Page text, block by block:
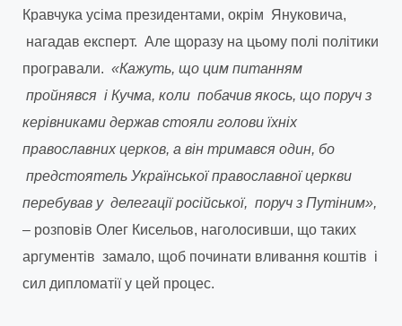
Кравчука усіма президентами, окрім Януковича,
нагадав експерт. Але щоразу на цьому полі політики
програвали. «Кажуть, що цим питанням
пройнявся і Кучма, коли побачив якось, що поруч з
керівниками держав стояли голови їхніх
православних церков, а він тримався один, бо
предстоятель Української православної церкви
перебував у делегації російської, поруч з Путіним»,
– розповів Олег Кисельов, наголосивши, що таких
аргументів замало, щоб починати вливання коштів і
сил дипломатії у цей процес.